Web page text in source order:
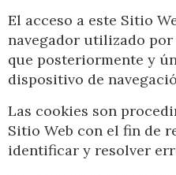
El acceso a este Sitio
navegador utilizado
que posteriormente y
dispositivo de
Las cookies son
Sitio Web con el fin de
identificar y resolver